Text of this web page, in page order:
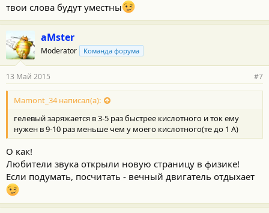
твои слова будут уместны
aMster
Moderator Команда форума
13 Май 2015 #7
Mamont_34 написал(а):
гелевый заряжается в 3-5 раз быстрее кислотного и ток ему
нужен в 9-10 раз меньше чем у моего кислотного(те до 1 А)
О как!
Любители звука открыли новую страницу в физике!
Если подумать, посчитать - вечный двигатель отдыхает